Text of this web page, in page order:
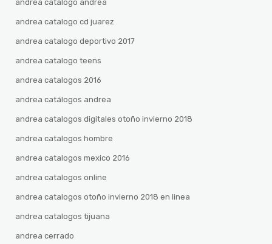
andrea catalogo andrea
andrea catalogo cd juarez
andrea catalogo deportivo 2017
andrea catalogo teens
andrea catalogos 2016
andrea catálogos andrea
andrea catalogos digitales otoño invierno 2018
andrea catalogos hombre
andrea catalogos mexico 2016
andrea catalogos online
andrea catalogos otoño invierno 2018 en linea
andrea catalogos tijuana
andrea cerrado